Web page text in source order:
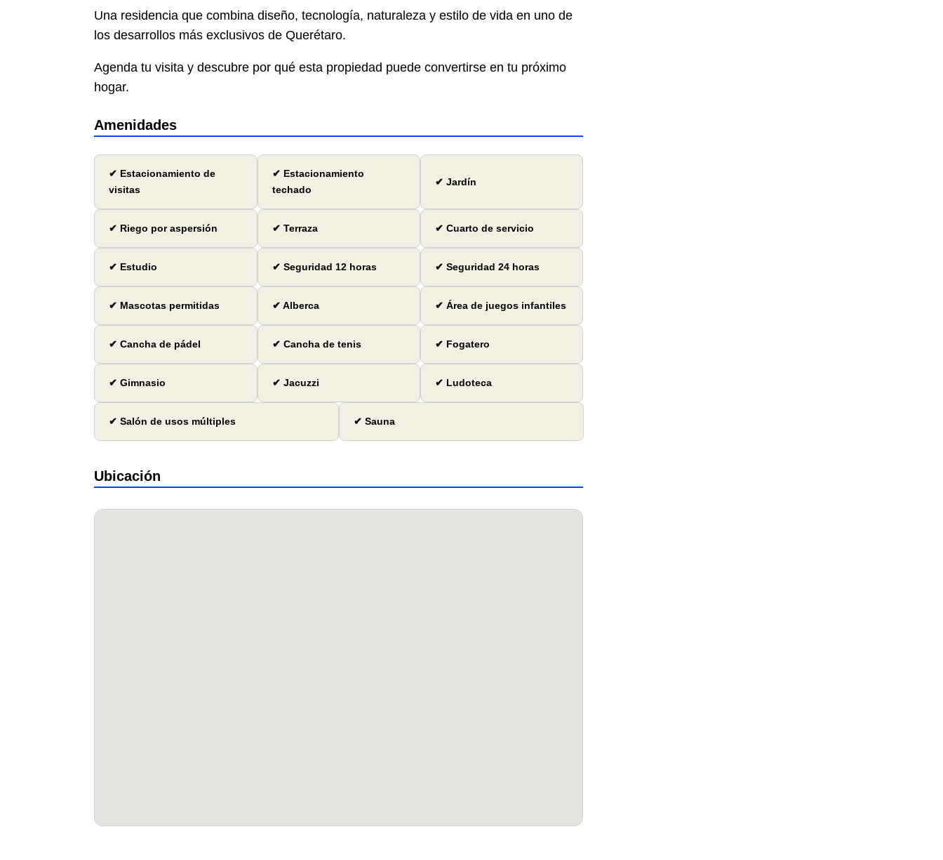
Una residencia que combina diseño, tecnología, naturaleza y estilo de vida en uno de
los desarrollos más exclusivos de Querétaro.
Agenda tu visita y descubre por qué esta propiedad puede convertirse en tu próximo
hogar.
Amenidades
✔ Estacionamiento de
visitas
✔ Estacionamiento
techado
✔ Jardín
✔ Riego por aspersión ✔ Terraza ✔ Cuarto de servicio
✔ Estudio ✔ Seguridad 12 horas ✔ Seguridad 24 horas
✔ Mascotas permitidas ✔ Alberca ✔ Área de juegos infantiles
✔ Cancha de pádel ✔ Cancha de tenis ✔ Fogatero
✔ Gimnasio ✔ Jacuzzi ✔ Ludoteca
✔ Salón de usos múltiples ✔ Sauna
Ubicación